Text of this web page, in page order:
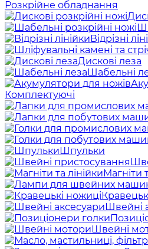
Розкрійне обладнання
Відрізні
Дискові леза
Шабельні
Комплектуючі
Шпульки
Магніти
Швейні
Швейні